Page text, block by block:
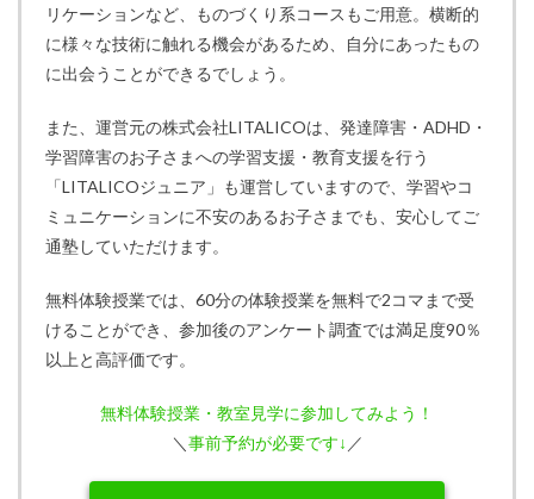
リケーションなど、ものづくり系コースもご用意。横断的
に様々な技術に触れる機会があるため、自分にあったもの
に出会うことができるでしょう。
また、運営元の株式会社LITALICOは、発達障害・ADHD・
学習障害のお子さまへの学習支援・教育支援を行う
「LITALICOジュニア」も運営していますので、学習やコ
ミュニケーションに不安のあるお子さまでも、安心してご
通塾していただけます。
無料体験授業では、60分の体験授業を無料で2コマまで受
けることができ、参加後のアンケート調査では満足度90％
以上と高評価です。
無料体験授業・教室見学に参加してみよう！
＼ 事前予約が必要です↓ ／